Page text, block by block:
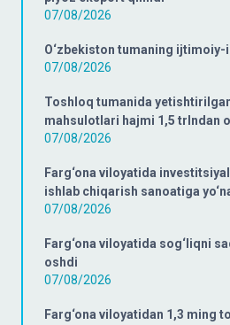
07/08/2026
O‘zbekiston tumaning
07/08/2026
Toshloq tumanida
mahsulotlari hajmi 1,5 trlndan
07/08/2026
Farg‘ona viloyatida
ishlab chiqarish sanoatiga
07/08/2026
Farg‘ona viloyatida sog‘liqni
oshdi
07/08/2026
Farg‘ona viloyatidan 1,3 ming